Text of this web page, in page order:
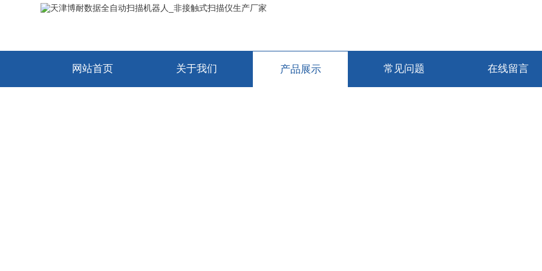
网站首页 关于我们 产品展示 常见问题 在线留言